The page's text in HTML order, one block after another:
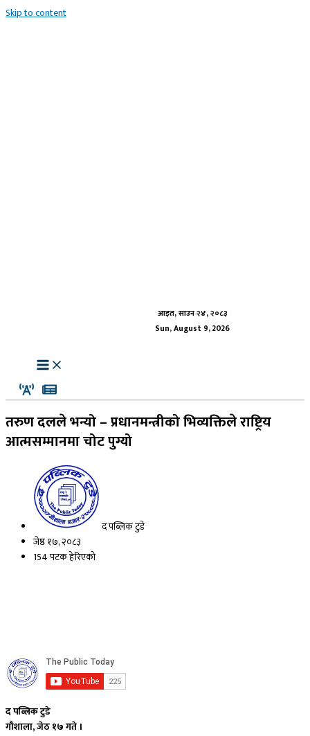
Skip to content
आइत, साउन २४, २०८३
Sun, August 9, 2026
तरुण दलले भन्यो – प्रधानमन्त्रीको भिव्यक्तिले राष्ट्रिय
आत्मसम्मानमा चोट पुग्यो
द पब्लिक टुडे
जेष्ठ १७, २०८३
154 पटक हेरिएको
द पब्लिक टुडे
गौशाला, जेठ १७ गते ।